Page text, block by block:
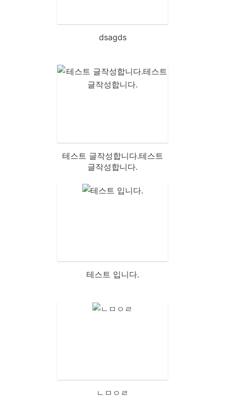
dsagds
테스트 글작성합니다.테스트
글작성합니다.
테스트 입니다.
ㄴㅁㅇㄹ